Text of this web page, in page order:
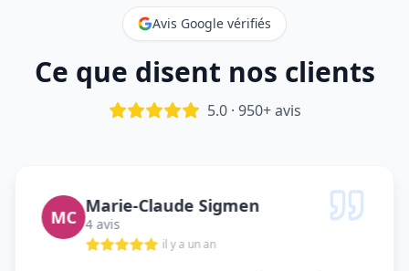
Avis Google vérifiés
Ce que disent nos clients
5.0 · 950+ avis
MC
Marie-Claude Sigmen
4 avis
il y a un an